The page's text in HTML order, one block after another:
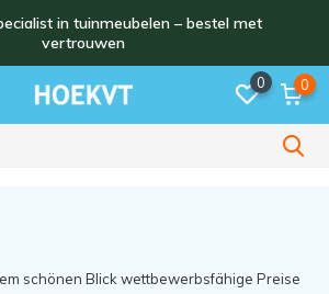
in tuinmeubelen – bestel met
vertrouwen
0 0
schönen Blick wettbewerbsfähige Preise